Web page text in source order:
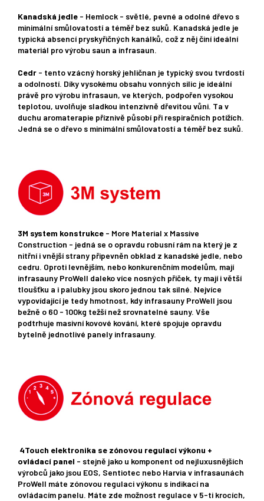
Kanadská jedle - Hemlock - světlé, pevné a odolné dřevo s
minimální smůlovatostí a téměř bez suků. Kanadská jedle je
typická absencí pryskyřičných kanálků, což z něj činí ideální
materiál pro výrobu saun a infrasaun.
Cedr - tento vzácný horský jehličnan je typický svou tvrdostí
a odolností. Díky vysokému obsahu vonných silic je ideální
právě pro výrobu infrasaun, ve kterých, podpořen vysokou
teplotou, uvolňuje sladkou intenzivně dřevitou vůni. Ta v
duchu aromaterapie příznivě působí při respiračních potížích.
Jedná se o dřevo s minimální smůlovatostí a téměř bez suků.
3M system konstrukce - More Material x Massive
Construction - jedná se o opravdu robusní rám na který je z
nitřní i vnější strany připevněn obklad z kanadské jedle, nebo
cedru. Oproti levnějším, nebo konkurenčním modelům, mají
infrasauny ProWell daleko více nosných příček, ty mají i větší
tloušťku a i palubky jsou skoro jednou tak silné. Nejvíce
vypovídající je tedy hmotnost, kdy infrasauny ProWell jsou
bežně o 60 - 100kg težší než srovnatelné sauny. Vše
podtrhuje masivní kovové kování, které spojuje opravdu
bytelně jednotlivé panely infrasauny.
4Touch elektronika se zónovou regulací výkonu +
ovládací panel - stejně jako u komponent od nejluxusnějších
výrobců jako jsou EOS, Sentiotec nebo Harvia v infrasaunách
ProWell máte zónovou regulaci výkonu s indikací na
ovládacím panelu. Máte zde možnost regulace v 5-ti krocích,